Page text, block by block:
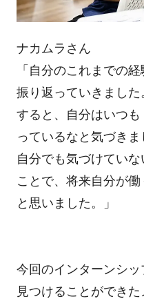
ナカムラさん
「自分のこれまでの
振り返っていきました
すると、自分はいつ
っているなと気づきま
自分でも気づけてい
ことで、将来自分が
と思いました。」
今回のインターンシ
見つけることができた